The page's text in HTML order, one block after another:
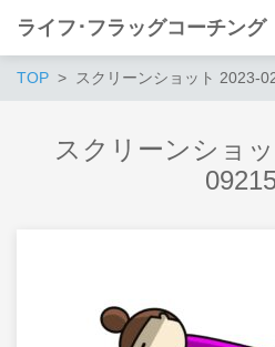
ライフ･フラッグコーチング
TOP スクリーンショット 2023-
スクリーンショ